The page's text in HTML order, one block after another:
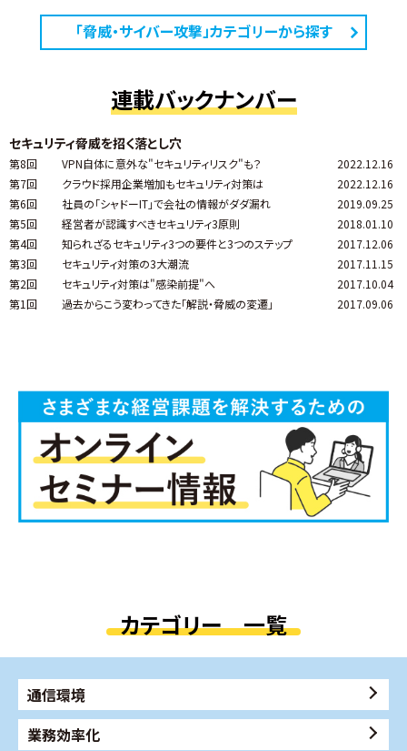
「脅威・サイバー攻撃」カテゴリーから探す
連載バックナンバー
セキュリティ脅威を招く落とし穴
第8回 VPN自体に意外な"セキュリティリスク"も？
2022.12.16
第7回
クラウド採用企業増加もセキュリティ対策は
2022.12.16
第6回
社員の「シャドーIT」で会社の情報がダダ漏れ
2019.09.25
第5回
経営者が認識すべきセキュリティ3原則
2018.01.10
第4回
知られざるセキュリティ3つの要件と3つのステップ
2017.12.06
第3回
セキュリティ対策の3大潮流
2017.11.15
第2回
セキュリティ対策は"感染前提"へ
2017.10.04
第1回
過去からこう変わってきた「解説・脅威の変遷」 2017.09.06
カテゴリー 一覧
通信環境
業務効率化